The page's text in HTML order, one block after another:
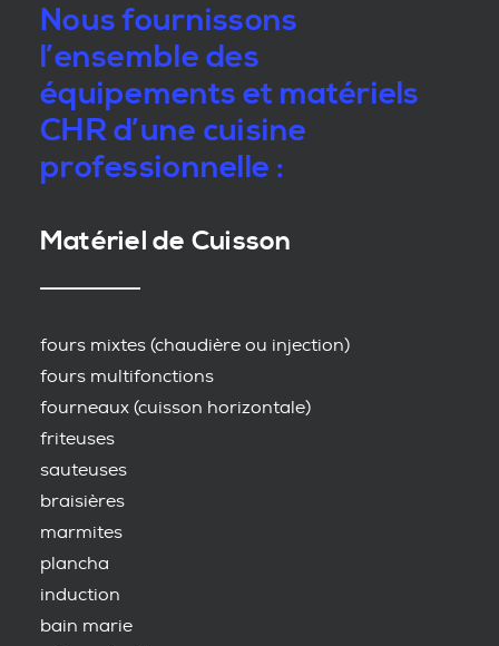
Nous fournissons
l’ensemble des
équipements et matériels
CHR d’une cuisine
professionnelle :
Matériel de Cuisson
fours mixtes (chaudière ou injection)
fours multifonctions
fourneaux (cuisson horizontale)
friteuses
sauteuses
braisières
marmites
plancha
induction
bain marie